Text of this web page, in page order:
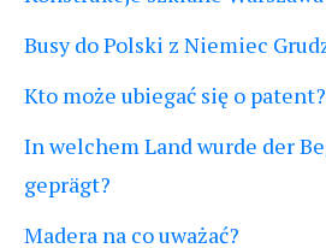
Busy do Polski z Niemiec
Kto może ubiegać się o patent?
In welchem Land wurde der
geprägt?
Madera na co uważać?